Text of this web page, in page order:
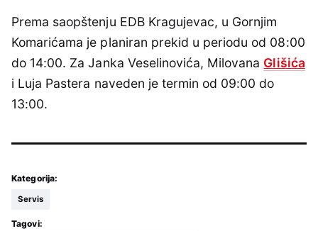
Prema saopštenju EDB Kragujevac, u Gornjim
Komarićama je planiran prekid u periodu od 08:00
do 14:00. Za Janka Veselinovića, Milovana Glišića
i Luja Pastera naveden je termin od 09:00 do
13:00.
Kategorija:
Servis
Tagovi: